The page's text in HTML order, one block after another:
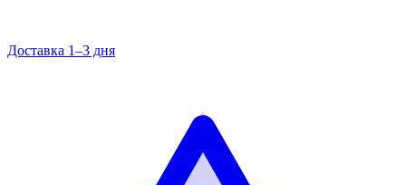
Доставка 1–3 дня